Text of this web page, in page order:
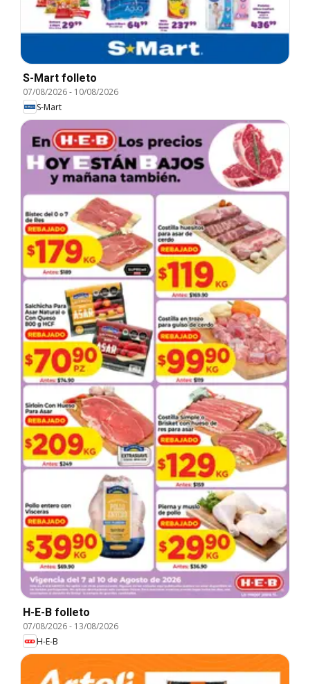
S-Mart folleto
07/08/2026- 10/08/2026
S-Mart
H-E-B folleto
07/08/2026- 13/08/2026
H-E-B